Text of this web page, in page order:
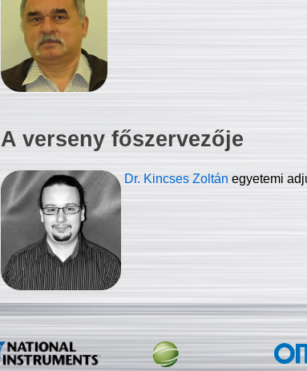
A verseny főszervezője
Dr. Kincses Zoltán egyetemi